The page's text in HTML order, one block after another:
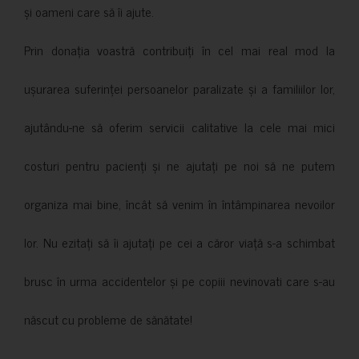
și oameni care să îi ajute.
Prin donația voastră contribuiți în cel mai real mod la
ușurarea suferinței persoanelor paralizate și a familiilor lor,
ajutându-ne să oferim servicii calitative la cele mai mici
costuri pentru pacienți și ne ajutați pe noi să ne putem
organiza mai bine, încât să venim în întâmpinarea nevoilor
lor. Nu ezitați să îi ajutați pe cei a căror viață s-a schimbat
brusc în urma accidentelor și pe copiii nevinovati care s-au
născut cu probleme de sănătate!